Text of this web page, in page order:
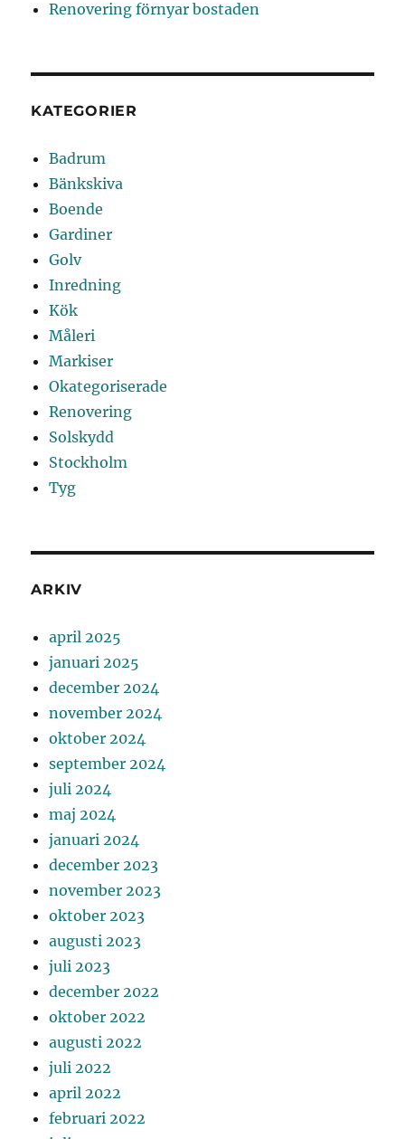
Renovering förnyar bostaden
KATEGORIER
Badrum
Bänkskiva
Boende
Gardiner
Golv
Inredning
Kök
Måleri
Markiser
Okategoriserade
Renovering
Solskydd
Stockholm
Tyg
ARKIV
april 2025
januari 2025
december 2024
november 2024
oktober 2024
september 2024
juli 2024
maj 2024
januari 2024
december 2023
november 2023
oktober 2023
augusti 2023
juli 2023
december 2022
oktober 2022
augusti 2022
juli 2022
april 2022
februari 2022